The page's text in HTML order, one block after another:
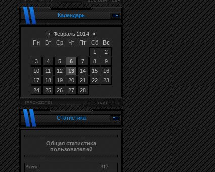
Календарь
« Февраль 2014 »
Пн
Вт Ср Чт Пт Сб
Вс
1
2
3
4 5 6 7 8
9
10
11 12 13 14 15
16
17
18 19 20 21 22
23
24
25 26 27 28
Статистика
Общая статистика
пользователей
Всего:
317